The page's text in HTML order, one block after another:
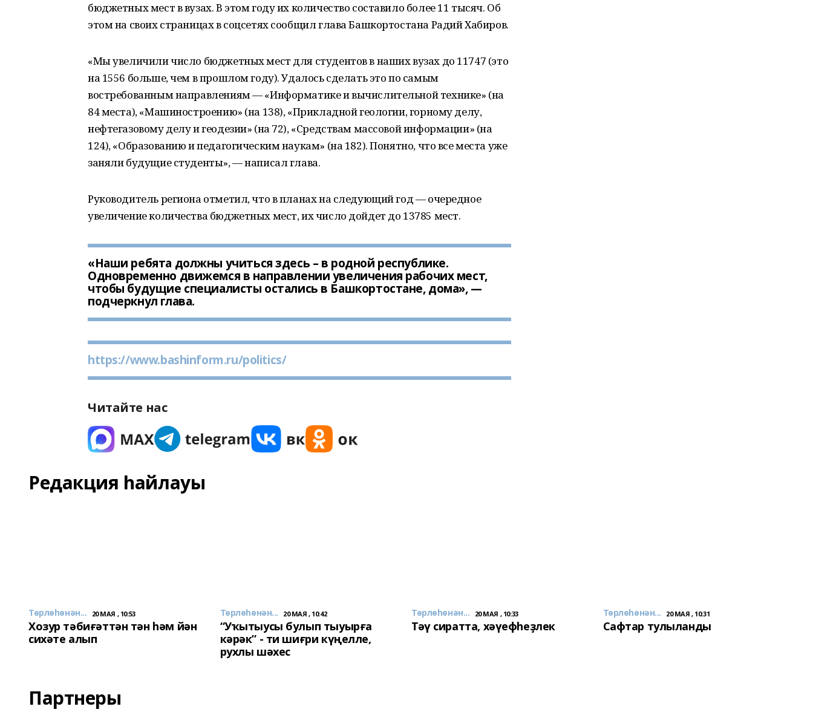
бюджетных мест в вузах. В этом году их количество составило более 11 тысяч. Об
этом на своих страницах в соцсетях сообщил глава Башкортостана Радий Хабиров.
«Мы увеличили число бюджетных мест для студентов в наших вузах до 11747 (это
на 1556 больше, чем в прошлом году). Удалось сделать это по самым
востребованным направлениям — «Информатике и вычислительной технике» (на
84 места), «Машиностроению» (на 138), «Прикладной геологии, горному делу,
нефтегазовому делу и геодезии» (на 72), «Средствам массовой информации» (на
124), «Образованию и педагогическим наукам» (на 182). Понятно, что все места уже
заняли будущие студенты», — написал глава.
Руководитель региона отметил, что в планах на следующий год — очередное
увеличение количества бюджетных мест, их число дойдет до 13785 мест.
«Наши ребята должны учиться здесь – в родной республике.
Одновременно движемся в направлении увеличения рабочих мест,
чтобы будущие специалисты остались в Башкортостане, дома», —
подчеркнул глава.
https://www.bashinform.ru/politics/
Читайте нас
Редакция һайлауы
Төрлөһөнән... 20 МАЯ , 10:53
Хозур тәбиғәттән тән һәм йән
сихәте алып
Төрлөһөнән... 20 МАЯ , 10:42
“Уҡытыусы булып тыуырға
кәрәк” - ти шиғри күңелле,
рухлы шәхес
Төрлөһөнән... 20 МАЯ , 10:33
Тәү сиратта, хәүефһеҙлек
Төрлөһөнән... 20 МАЯ , 10:31
Сафтар тулыланды
Партнеры